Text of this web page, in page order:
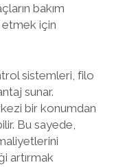
bakım
etmek için
sistemleri, filo
sunar.
bir konumdan
Bu sayede,
artırmak